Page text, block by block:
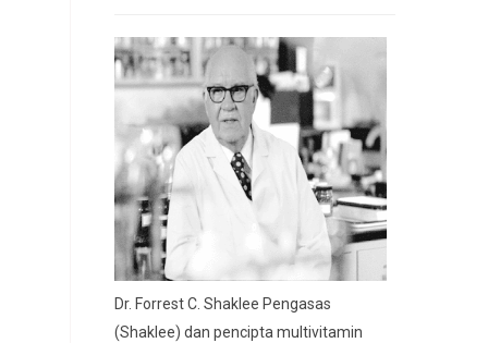
Dr. Forrest C. Shaklee Pengasas
(Shaklee) dan pencipta multivitamin